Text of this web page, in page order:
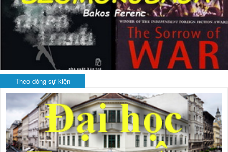
Theo dòng sự kiện